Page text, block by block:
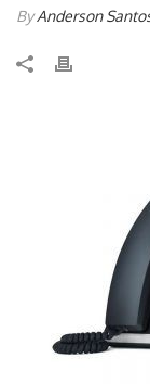
ByAnderson